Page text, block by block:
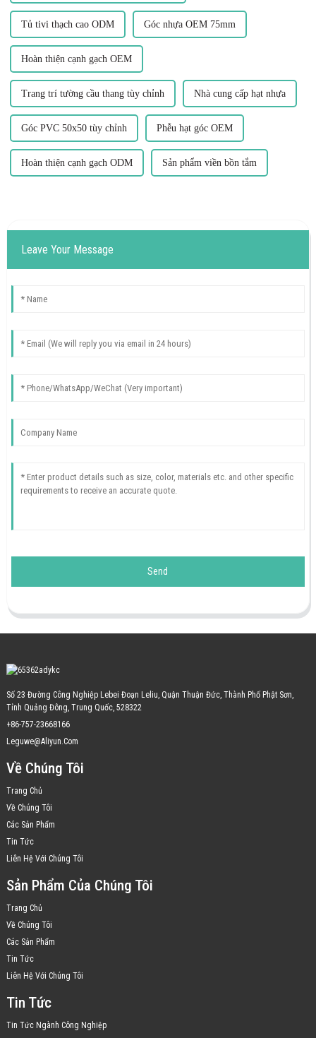
Tủ tivi thạch cao ODM Góc nhựa OEM 75mm
Hoàn thiện cạnh gạch OEM
Trang trí tường cầu thang tùy chỉnh Nhà cung cấp hạt nhựa
Góc PVC 50x50 tùy chỉnh Phễu hạt góc OEM
Hoàn thiện cạnh gạch ODM Sản phẩm viền bồn tắm
Leave Your Message
Send
Số 23 Đường Công Nghiệp Lebei Đoạn Leliu, Quận Thuận Đức, Thành Phố Phật Sơn,
Tỉnh Quảng Đông, Trung Quốc, 528322
+86-757-23668166
Leguwe@aliyun.com
Về Chúng Tôi
Trang Chủ
Về Chúng Tôi
Các Sản Phẩm
Tin Tức
Liên Hệ Với Chúng Tôi
Sản Phẩm Của Chúng Tôi
Trang Chủ
Về Chúng Tôi
Các Sản Phẩm
Tin Tức
Liên Hệ Với Chúng Tôi
Tin Tức
Tin Tức Ngành Công Nghiệp